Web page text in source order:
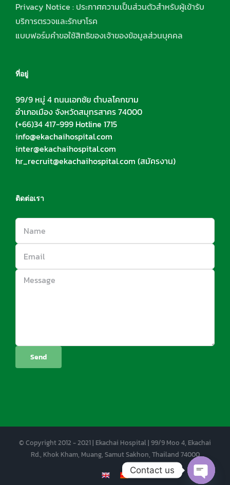
Privacy Notice : ประกาศความเป็นส่วนตัวสำหรับผู้เข้ารับ
บริการตรวจและรักษาโรค
แบบฟอร์มคำขอใช้สิทธิของเจ้าของข้อมูลส่วนบุคคล
ที่อยู่
99/9 หมู่ 4 ถนนเอกชัย ตำบลโคกขาม
อำเภอเมือง จังหวัดสมุทรสาคร 74000
(+66)34 417-999 Hotline 1715
info@ekachaihospital.com
inter@ekachaihospital.com
hr_recruit@ekachaihospital.com (สมัครงาน)
ติดต่อเรา
© Copyright 2012 - 2021 | Ekachai Hospital | 99/9 Moo 4, Ekachai
Rd., Khok Kham, Muang, Samut Sakhon, Thailand 74000
EN CNContact us